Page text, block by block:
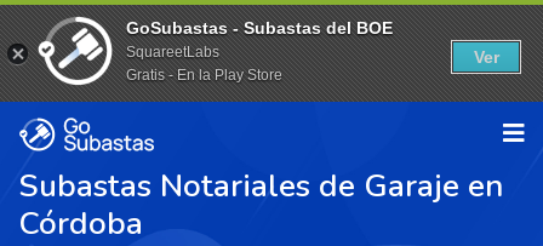
Subastas Notariales de Garaje en
Córdoba
GoSubastas - Subastas del BOE
SquareetLabs
Gratis - En la Play Store
Ver